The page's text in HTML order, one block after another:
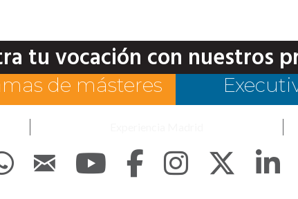
tu vocación con nuestros
de másteres